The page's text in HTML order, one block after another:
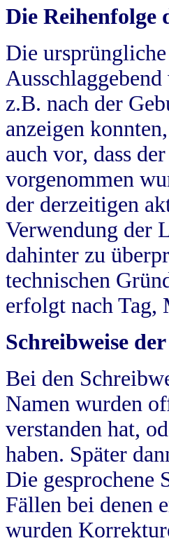
Die Reihenfolge
Die
z.B. nach der
anzeigen
auch vor, dass
vorgenommen
der derzeitigen
Verwendung der
dahinter zu
technischen
erfolgt nach Tag,
Schreibweise
Bei den
Namen wurden
verstanden hat,
haben. Später
Die gesprochene
Fällen bei denen
wurden